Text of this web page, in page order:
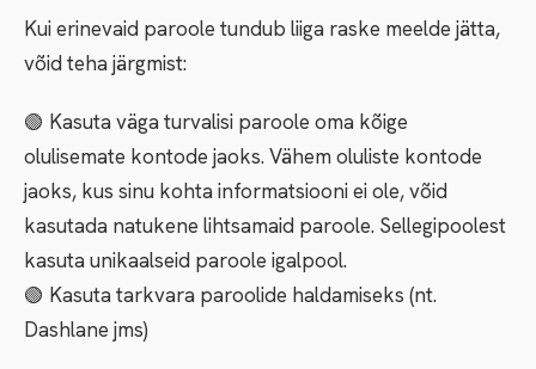
Kui erinevaid paroole tundub liiga raske meelde jätta,
võid teha järgmist:
🟢 Kasuta väga turvalisi paroole oma kõige
olulisemate kontode jaoks. Vähem oluliste kontode
jaoks, kus sinu kohta informatsiooni ei ole, võid
kasutada natukene lihtsamaid paroole. Sellegipoolest
kasuta unikaalseid paroole igalpool.
🟢 Kasuta tarkvara paroolide haldamiseks (nt.
Dashlane jms)